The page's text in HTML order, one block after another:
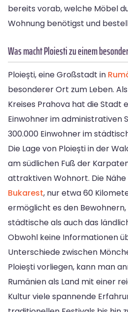
bereits vorab, welche Möbel
Wohnung benötigst und
Was macht Ploiesti zu einem
Ploiești, eine Großstadt in
besonderer Ort zum Leben.
Kreises Prahova hat die Stadt
Einwohner im administrativen
300.000 Einwohner im
Die Lage von Ploiești in der
am südlichen Fuß der
attraktiven Wohnort. Die
Bukarest, nur etwa 60
ermöglicht es den Bewohnern,
städtische als auch das
Obwohl keine Informationen
Unterschiede zwischen
Ploiești vorliegen, kann man
Rumänien als Land mit einer
Kultur viele spannende